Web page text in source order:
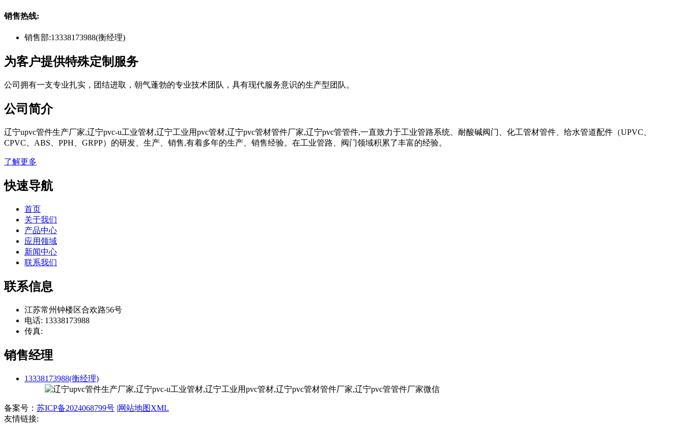
销售热线:
销售部:13338173988(衡经理)
为客户提供特殊定制服务
公司拥有一支专业扎实，团结进取，朝气蓬勃的专业技术团队，具有现代服务意识的生产型团队。
公司简介
辽宁upvc管件生产厂家,辽宁pvc-u工业管材,辽宁工业用pvc管材,辽宁pvc管材管件厂家,辽宁pvc管管件,一直致力于工业管路系统、耐酸碱阀门、化工管材管件、给水管道配件（UPVC、
CPVC、ABS、PPH、GRPP）的研发、生产、销售,有着多年的生产、销售经验。在工业管路、阀门领域积累了丰富的经验。
了解更多
快速导航
首页
关于我们
产品中心
应用领域
新闻中心
联系我们
联系信息
江苏常州钟楼区合欢路56号
电话: 13338173988
传真:
销售经理
13338173988(衡经理)
备案号： 苏ICP备2024068799号 |网站地图XML
友情链接: